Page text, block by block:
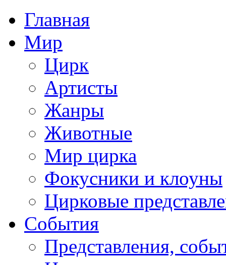
Главная
Мир
Цирк
Артисты
Жанры
Животные
Мир цирка
Фокусники и клоуны
Цирковые
События
Представления,